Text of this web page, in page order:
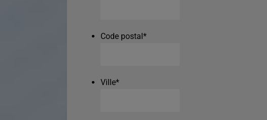
Code postal*
Ville*